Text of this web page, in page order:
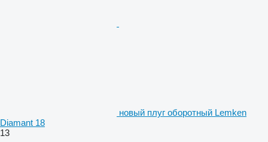
новый плуг оборотный Lemken
Diamant 18
13